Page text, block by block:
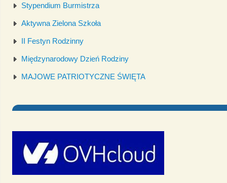
Stypendium Burmistrza
Aktywna Zielona Szkoła
II Festyn Rodzinny
Międzynarodowy Dzień Rodziny
MAJOWE PATRIOTYCZNE ŚWIĘTA